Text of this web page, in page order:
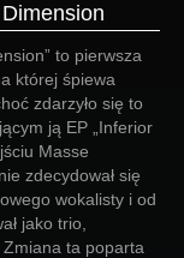
to pierwsza
której śpiewa
zdarzyło się to
ją EP „Inferior
Masse
zdecydował się
wokalisty i od
jako trio,
ta poparta